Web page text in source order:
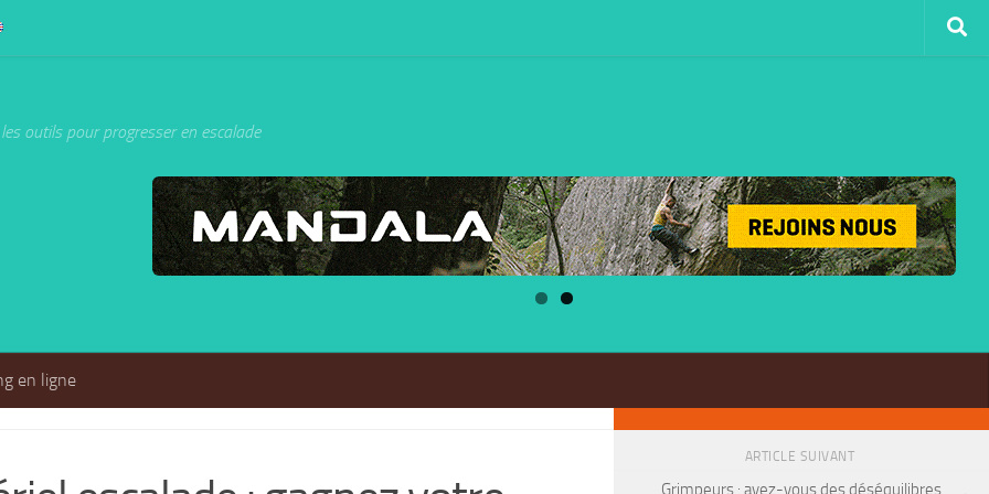
outils pour progresser en escalade
en ligne
SÉCURITÉ
ARTICLE SUIVANT
Grimpeurs : avez-vous des déséquilibres